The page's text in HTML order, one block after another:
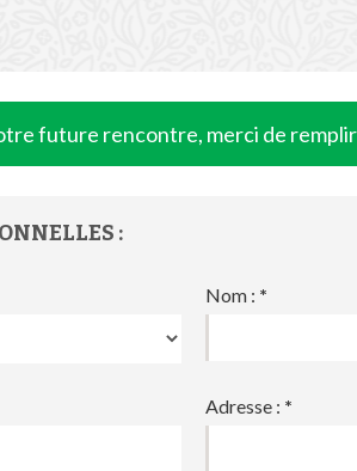
future rencontre, merci de
:
Nom : *
Adresse : *